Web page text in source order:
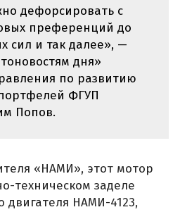
дефорсировать с
преференций до
сил и так далее», —
дня»
по развитию
ФГУП
Попов.
«НАМИ», этот мотор
техническом заделе
двигателя НАМИ-4123,